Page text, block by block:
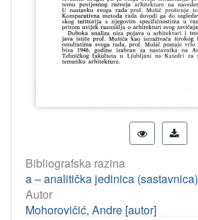
Bibliografska razina
a – analitička jedinica (sastavnica)
Autor
Mohorovičić, Andre [autor]